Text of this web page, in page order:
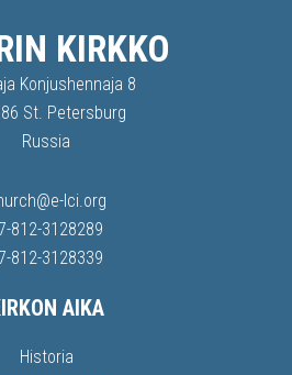
KIRKKO
Konjushennaja 8
St. Petersburg
Russia
lci.org
812-3128289
812-3128339
AIKA
Historia